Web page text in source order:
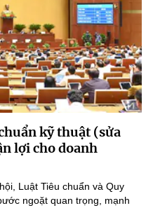
kỹ thuật (sửa
lợi cho doanh
Luật Tiêu chuẩn và Quy
ngoặt quan trọng, mạnh